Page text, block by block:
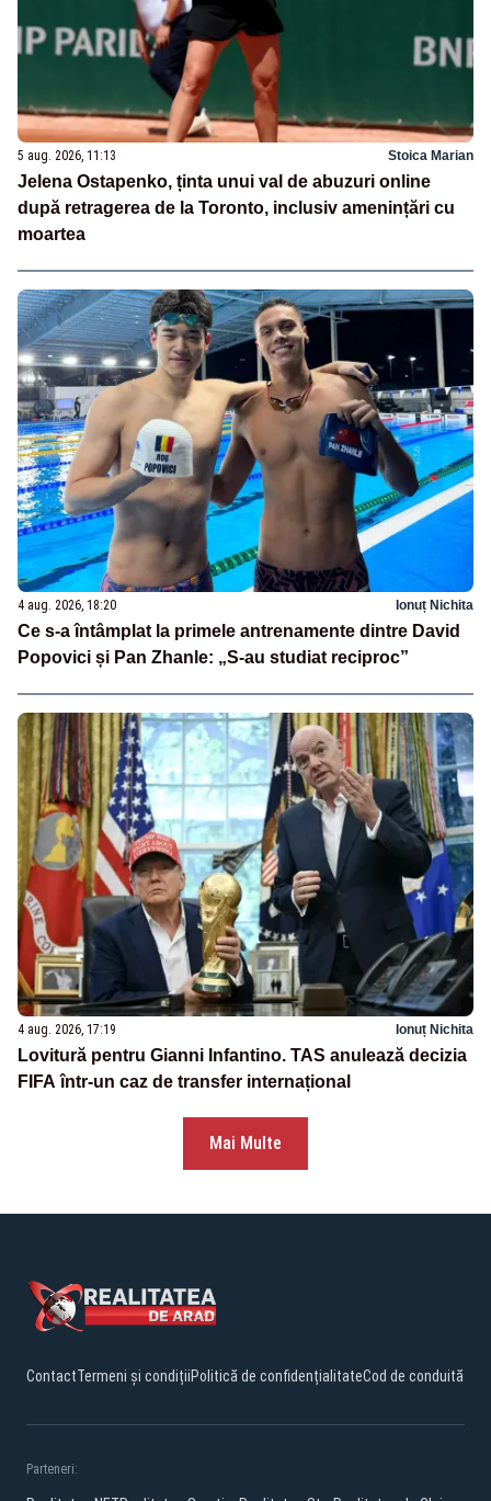
5 aug. 2026, 11:13 Stoica Marian
Jelena Ostapenko, ținta unui val de abuzuri online
după retragerea de la Toronto, inclusiv amenințări cu
moartea
4 aug. 2026, 18:20 Ionuț Nichita
Ce s-a întâmplat la primele antrenamente dintre David
Popovici și Pan Zhanle: „S-au studiat reciproc”
4 aug. 2026, 17:19 Ionuț Nichita
Lovitură pentru Gianni Infantino. TAS anulează decizia
FIFA într-un caz de transfer internațional
Mai Multe
ContactTermeni și condițiiPolitică de confidențialitateCod de conduită
Parteneri: